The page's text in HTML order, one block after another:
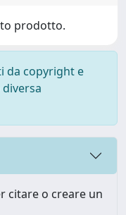
prodotto.
da copyright e
citare o creare un